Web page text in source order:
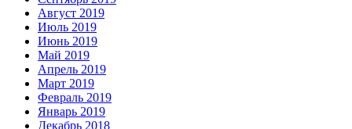
Август 2019
Июль 2019
Июнь 2019
Май 2019
Апрель 2019
Март 2019
Февраль 2019
Январь 2019
Декабрь 2018